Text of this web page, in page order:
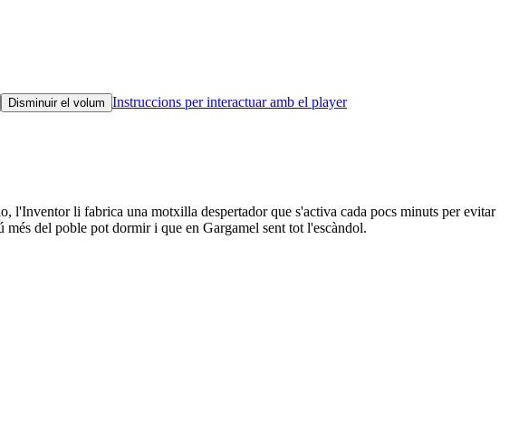
Disminuir el volum Instruccions per interactuar amb el player
l'Inventor li fabrica una motxilla despertador que s'activa cada pocs minuts per evitar
del poble pot dormir i que en Gargamel sent tot l'escàndol.